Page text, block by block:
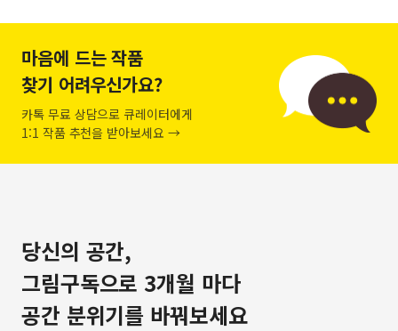
마음에 드는 작품
찾기 어려우신가요?
카톡 무료 상담으로 큐레이터에게
1:1 작품 추천을 받아보세요 →
당신의 공간,
그림구독으로 3개월 마다
공간 분위기를 바꿔보세요